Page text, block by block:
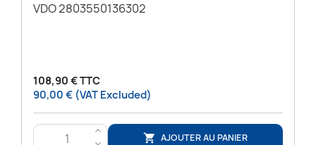
VDO 2803550136302
108,90 € TTC
90,00 € (VAT Excluded)
>
 AJOUTER AU PANIER